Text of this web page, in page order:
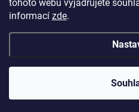
tohoto webu vyjadřujete
informací zde.
Copyright 2026GALAXIE